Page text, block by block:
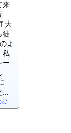
来
大
徒
よ
私
ー